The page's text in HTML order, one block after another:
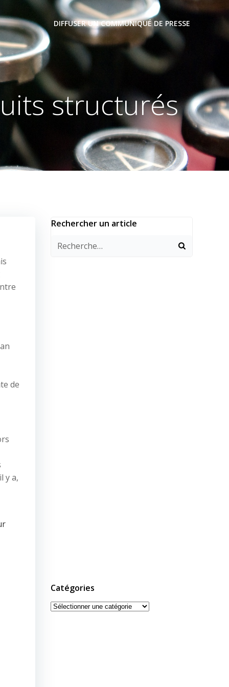
DIFFUSER UN COMMUNIQUÉ DE PRESSE
structurés
de
y a,
Rechercher un article
Catégories
Catégories